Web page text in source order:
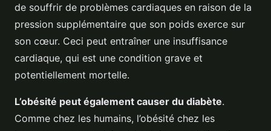
de souffrir de problèmes cardiaques en raison de la
pression supplémentaire que son poids exerce sur
son cœur. Ceci peut entraîner une insuffisance
cardiaque, qui est une condition grave et
potentiellement mortelle.
L’obésité peut également causer du diabète.
Comme chez les humains, l’obésité chez les